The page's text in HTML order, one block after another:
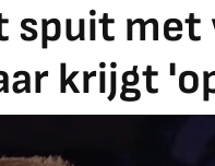
spuit met
krijgt